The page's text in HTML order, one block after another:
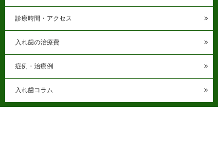
診療時間・アクセス
入れ歯の治療費
症例・治療例
入れ歯コラム